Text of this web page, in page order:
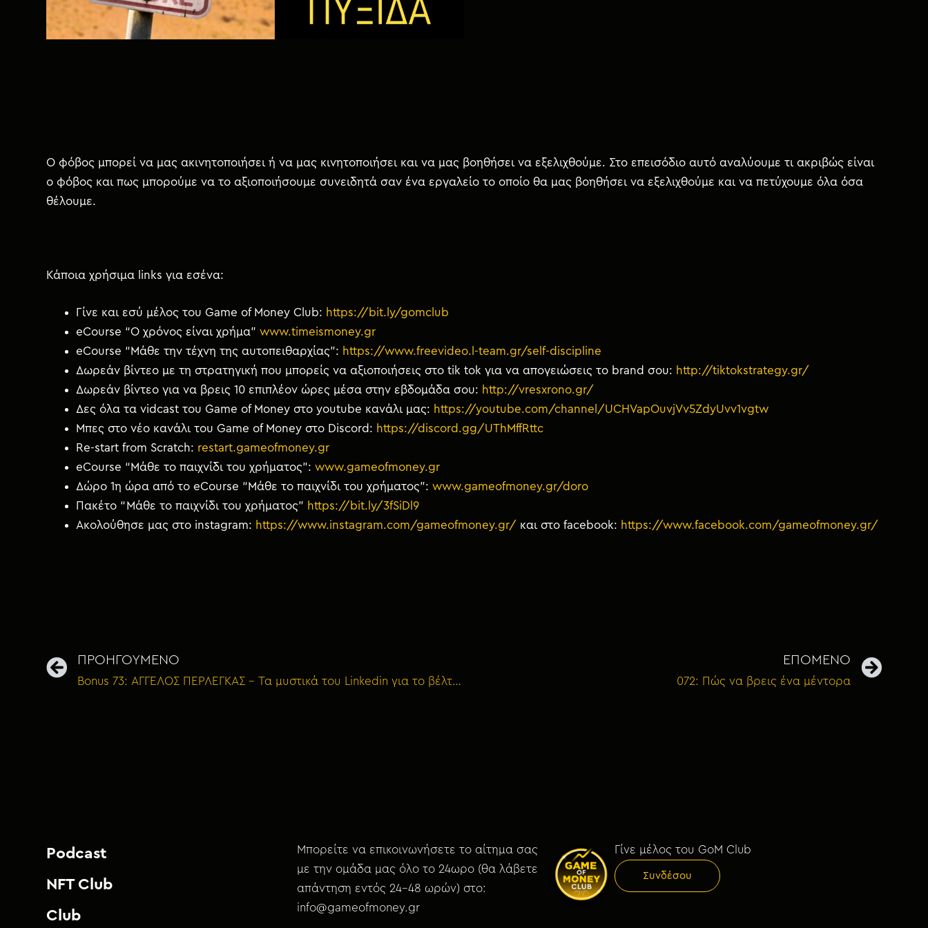
Ο φόβος μπορεί να μας ακινητοποιήσει ή να μας κινητοποιήσει και να μας βοηθήσει να εξελιχθούμε. Στο επεισόδιο αυτό αναλύουμε τι ακριβώς είναι
ο φόβος και πως μπορούμε να το αξιοποιήσουμε συνειδητά σαν ένα εργαλείο το οποίο θα μας βοηθήσει να εξελιχθούμε και να πετύχουμε όλα όσα
θέλουμε.
Κάποια χρήσιμα links για εσένα:
Γίνε και εσύ μέλος του Game of Money Club: https://bit.ly/gomclub
eCourse “Ο χρόνος είναι χρήμα” www.timeismoney.gr
eCourse “Μάθε την τέχνη της αυτοπειθαρχίας”: https://www.freevideo.l-team.gr/self-discipline
Δωρεάν βίντεο με τη στρατηγική που μπορείς να αξιοποιήσεις στο tik tok για να απογειώσεις το brand σου: http://tiktokstrategy.gr/
Δωρεάν βίντεο για να βρεις 10 επιπλέον ώρες μέσα στην εβδομάδα σου: http://vresxrono.gr/
Δες όλα τα vidcast του Game of Money στο youtube κανάλι μας: https://youtube.com/channel/UCHVapOuvjVv5ZdyUvv1vgtw
Μπες στο νέο κανάλι του Game of Money στο Discord: https://discord.gg/UThMffRttc
Re-start from Scratch: restart.gameofmoney.gr
eCourse “Μάθε το παιχνίδι του χρήματος”: www.gameofmoney.gr
Δώρο 1η ώρα από το eCourse “Μάθε το παιχνίδι του χρήματος”: www.gameofmoney.gr/doro
Πακέτο “Μάθε το παιχνίδι του χρήματος” https://bit.ly/3fSiDl9
Ακολούθησε μας στο instagram: https://www.instagram.com/gameofmoney.gr/ και στο facebook: https://www.facebook.com/gameofmoney.gr/
ΠΡΟΗΓΟΥΜΕΝΟ
Bonus 73: ΑΓΓΕΛΟΣ ΠΕΡΛΕΓΚΑΣ – Τα μυστικά του Linkedin για το βέλτιστο personal branding
ΕΠΟΜΕΝΟ
072: Πώς να βρεις ένα μέντορα
Podcast
NFT Club
Club
Μπορείτε να επικοινωνήσετε το αίτημα σας
με την ομάδα μας όλο το 24ωρο (θα λάβετε
απάντηση εντός 24-48 ωρών) στο:
info@gameofmoney.gr
Γίνε μέλος του GoM Club
Συνδέσου